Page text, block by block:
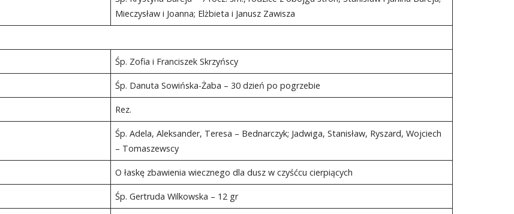
Mieczysław i Joanna; Elżbieta i Janusz Zawisza
Śp. Zofia i Franciszek Skrzyńscy
Śp. Danuta Sowińska-Żaba – 30 dzień po pogrzebie
Rez.
Śp. Adela, Aleksander, Teresa – Bednarczyk; Jadwiga, Stanisław, Ryszard, Wojciech
– Tomaszewscy
O łaskę zbawienia wiecznego dla dusz w czyśćcu cierpiących
Śp. Gertruda Wilkowska – 12 gr